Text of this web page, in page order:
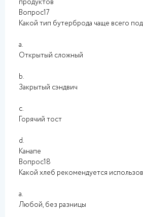
продуктов
Вопрос17
Какой тип бутерброда чаще всего
a.
Открытый сложный
b.
Закрытый сэндвич
c.
Горячий тост
d.
Канапе
Вопрос18
Какой хлеб рекомендуется
a.
Любой, без разницы